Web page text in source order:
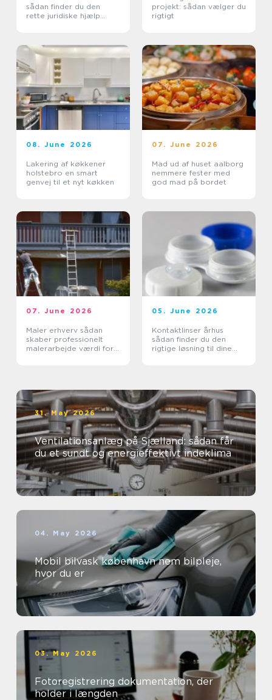
sådan finder du den
rette juridiske hjælp
projekt: sådan vælger du
rigtigt
08. June 2026
Lakering af køkkener
holstebro en smart
genvej til et nyt køkken
07. June 2026
Mad ud af huset aalborg
nemmere fester med
god mad på bordet
07. June 2026
Maler erhverv sådan
skaber professionelt
malerarbejde værdi for
05. June 2026
Kontaktlinser århus
sådan finder du den
rigtige løsning til dine
31. May 2026
Ventilationsanlæg på Sjælland: sådan får
du et sundt og energieffektivt indeklima
04. May 2026
Mobil bilvask københavn nem bilpleje,
hvor du er
03. May 2026
Fotoregistrering dokumentation, der
holder i længden